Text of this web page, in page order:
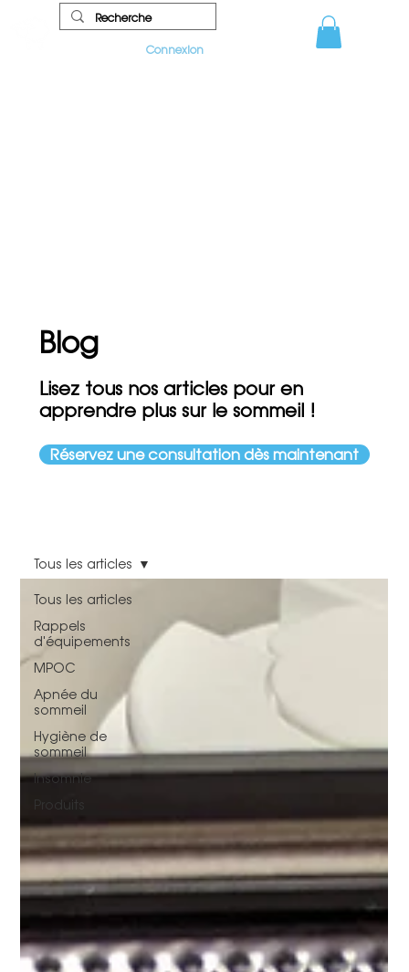
Connexion
Lisez tous nos articles pour en
apprendre plus sur le sommeil !
Blog
Réservez une consultation dès maintenant
Tous les articles
Rappels
d'équipements
MPOC
Apnée du
sommeil
Hygiène de
sommeil
Insomnie
Produits
Tous les articles